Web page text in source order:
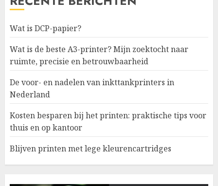
Wat is DCP-papier?
Wat is de beste A3-printer? Mijn zoektocht naar
ruimte, precisie en betrouwbaarheid
De voor- en nadelen van inkttankprinters in
Nederland
Kosten besparen bij het printen: praktische tips voor
thuis en op kantoor
Blijven printen met lege kleurencartridges